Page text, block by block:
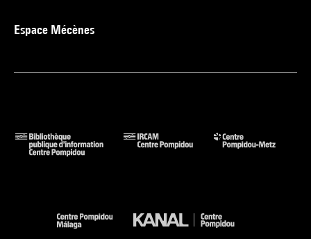
Espace Mécènes